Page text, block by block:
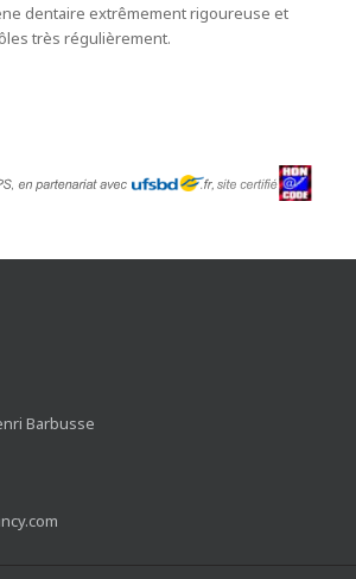
dentaire extrêmement rigoureuse et
très régulièrement.
Barbusse